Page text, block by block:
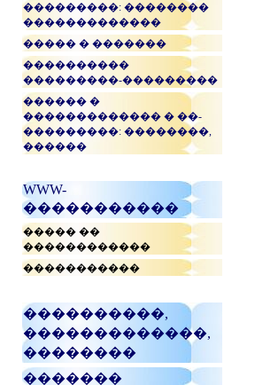
���������: ��������
�������������
����� � �������
����������
���������-���������
������ �
������������� � ��-
���������: ��������,
������
WWW-
�����������
����� ��
������������
�����������
����������,
�������������,
��������
�������